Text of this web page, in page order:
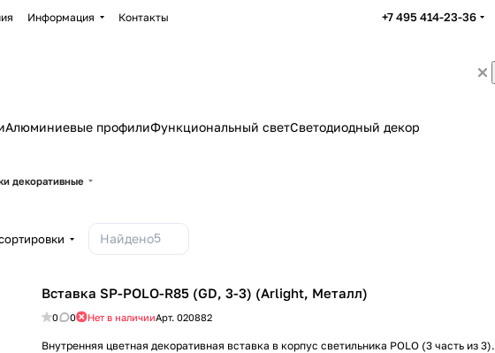
Информация Контакты +7 495 414-23-36
Алюминиевые профилиФункциональный светСветодиодный декор
декоративные
Найдено5
Вставка SP-POLO-R85 (GD, 3-3) (Arlight, Металл)
0 0 Нет в наличииАрт. 020882
Внутренняя цветная декоративная вставка в корпус светильника POLO (3 часть из 3).